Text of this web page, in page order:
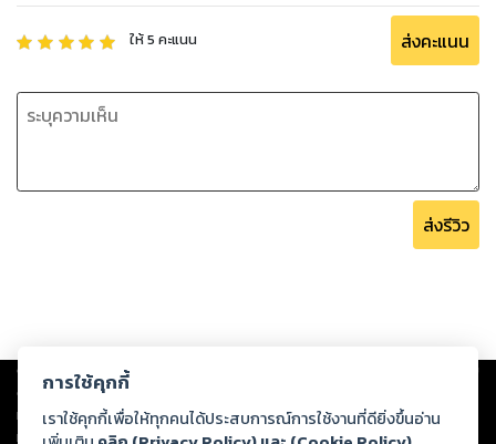
ให้5 คะแนน ส่งคะแนน
ส่งรีวิว
Copyright © 2026
ต่อผลงานหรือเนื้อหาใดที่อัปโหลดผ่านเว็บไซต์และปรากฏว่าละเมิดสิทธิใน
ทรัพย์สินทางปัญญาของบุคคลอื่นหรือขัดต่อกฎหมายและศีลธรรม ดังนั้น ผู้อ่าน
ทุกท่านโปรดใช้วิจารณญาณในการกลั่นกรองด้วยตนเอง และหากท่านพบว่าส่วน
การใช้คุกกี้
เราใช้คุกกี้เพื่อให้ทุกคนได้ประสบการณ์การใช้งานที่ดียิ่งขึ้นอ่าน